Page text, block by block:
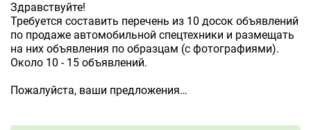
Здравствуйте!
Требуется составить перечень из 10 досок объявлений
по продаже автомобильной спецтехники и размещать
на них объявления по образцам (с фотографиями).
Около 10 - 15 объявлений.
Пожалуйста, ваши предложения…